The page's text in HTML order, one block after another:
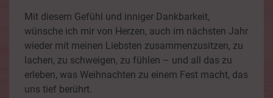
Mit diesem Gefühl und inniger Dankbarkeit,
wünsche ich mir von Herzen, auch im nächsten Jahr
wieder mit meinen Liebsten zusammenzusitzen, zu
lachen, zu schweigen, zu fühlen – und all das zu
erleben, was Weihnachten zu einem Fest macht, das
uns tief berührt.